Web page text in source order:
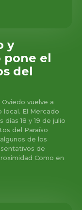
y
pone el
del
vuelve a
local. El Mercado
18 y 19 de julio
del Paraíso
de los
de
Como en